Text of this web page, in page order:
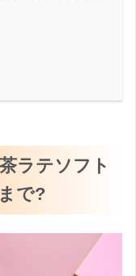
ラテソフト
で?